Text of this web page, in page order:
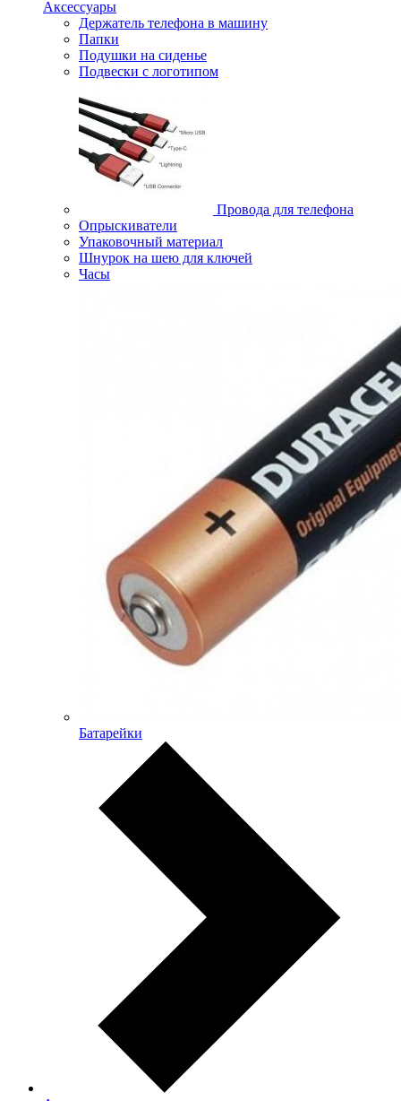
Аксессуары
Держатель телефона в машину
Папки
Подушки на сиденье
Подвески с логотипом
Провода для телефона
Опрыскиватели
Упаковочный материал
Шнурок на шею для ключей
Часы
Батарейки